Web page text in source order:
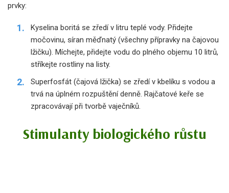
prvky:
Kyselina boritá se zředí v litru teplé vody. Přidejte
močovinu, síran měďnatý (všechny přípravky na čajovou
lžičku). Míchejte, přidejte vodu do plného objemu 10 litrů,
stříkejte rostliny na listy.
Superfosfát (čajová lžička) se zředí v kbelíku s vodou a
trvá na úplném rozpuštění denně. Rajčatové keře se
zpracovávají při tvorbě vaječníků.
Stimulanty biologického růstu